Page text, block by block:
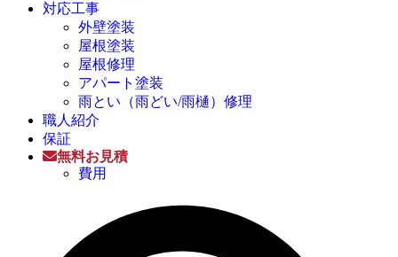
対応工事
外壁塗装
屋根塗装
屋根修理
アパート塗装
雨とい（雨どい/雨樋）修理
職人紹介
保証
無料お見積
費用